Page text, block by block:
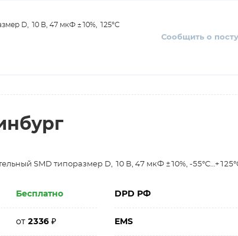
D, 10 В, 47 мкФ ±10%, 125°C
Сообщить о
SMD типоразмер D, 10 В, 47 мкФ ±10%, -
Бесплатно DPD РФ
от2336₽ EMS